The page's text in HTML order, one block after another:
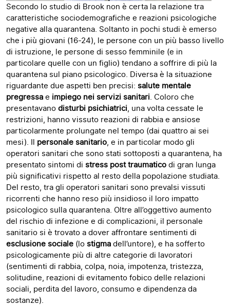
Secondo lo studio di Brook non è certa la relazione tra
caratteristiche sociodemografiche e reazioni psicologiche
negative alla quarantena. Soltanto in pochi studi è emerso
che i più giovani (16-24), le persone con un più basso livello
di istruzione, le persone di sesso femminile (e in
particolare quelle con un figlio) tendano a soffrire di più la
quarantena sul piano psicologico. Diversa è la situazione
riguardante due aspetti ben precisi: salute mentale
pregressae impiego nei servizi sanitari. Coloro che
presentavanodisturbi psichiatrici, una volta cessate le
restrizioni, hanno vissuto reazioni di rabbia e ansiose
particolarmente prolungate nel tempo (dai quattro ai sei
mesi). Il personale sanitario, e in particolar modo gli
operatori sanitari che sono stati sottoposti a quarantena, ha
presentato sintomi di stress post traumaticodi gran lunga
più significativi rispetto al resto della popolazione studiata.
Del resto, tra gli operatori sanitari sono prevalsi vissuti
ricorrenti che hanno reso più insidioso il loro impatto
psicologico sulla quarantena. Oltre all’oggettivo aumento
del rischio di infezione e di complicazioni, il personale
sanitario si è trovato a dover affrontare sentimenti di
esclusione sociale (lostigmadell’untore), e ha sofferto
psicologicamente più di altre categorie di lavoratori
(sentimenti di rabbia, colpa, noia, impotenza, tristezza,
solitudine, reazioni di evitamento fobico delle relazioni
sociali, perdita del lavoro, consumo e dipendenza da
sostanze).